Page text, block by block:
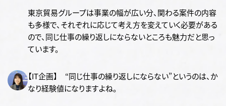
東京貿易グループは事業の幅が広い分、関わる案件の内容
も多様で、それぞれに応じて考え方を変えていく必要がある
ので、同じ仕事の繰り返しにならないところも魅力だと思っ
ています。
【IT企画】 “同じ仕事の繰り返しにならない”というのは、か
なり経験値になりますよね。